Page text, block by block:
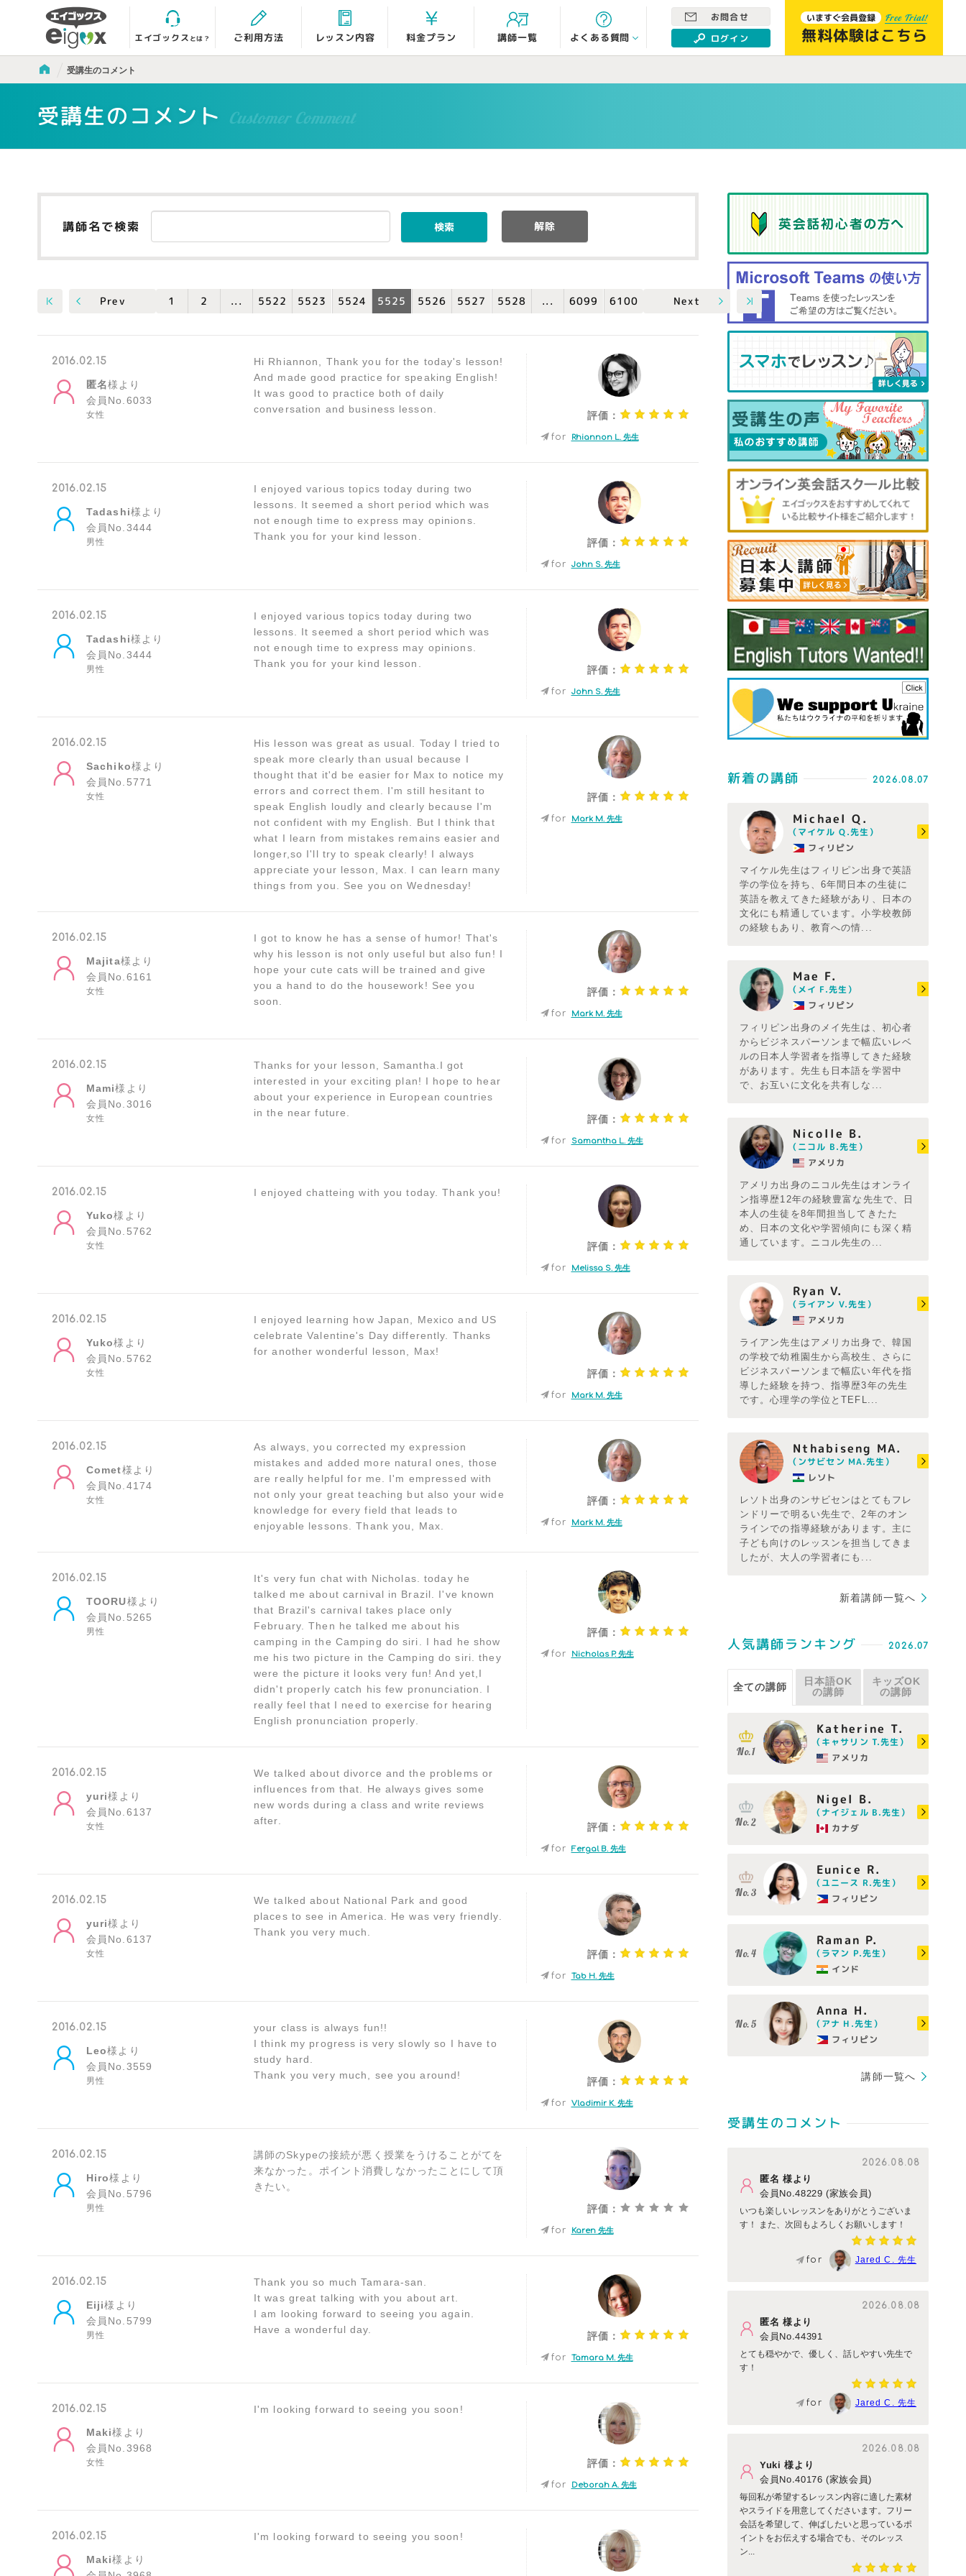
エイゴックス とは？ ご利用方法 レッスン内容 料金プラン 講師一覧 よくある質問
いますぐ会員登録 Free Trial!
無料体験はこちら
お問合せ
ログイン
受講生のコメント
受講生のコメント Customer Comment
講師名で検索 解除
Prev 1 2 ... 5522 5523 5524 5525 5526 5527 5528 ... 6099 6100 Next
2016.02.15
匿名様より
会員No.6033
女性
Hi Rhiannon, Thank you for the today's lesson!
And made good practice for speaking English!
It was good to practice both of daily
conversation and business lesson.
評価：
for Rhiannon L. 先生
2016.02.15
Tadashi様より
会員No.3444
男性
I enjoyed various topics today during two
lessons. It seemed a short period which was
not enough time to express may opinions.
Thank you for your kind lesson.
評価：
for John S. 先生
2016.02.15
Tadashi様より
会員No.3444
男性
I enjoyed various topics today during two
lessons. It seemed a short period which was
not enough time to express may opinions.
Thank you for your kind lesson.
評価：
for John S. 先生
2016.02.15
Sachiko様より
会員No.5771
女性
His lesson was great as usual. Today I tried to
speak more clearly than usual because I
thought that it'd be easier for Max to notice my
errors and correct them. I'm still hesitant to
speak English loudly and clearly because I'm
not confident with my English. But I think that
what I learn from mistakes remains easier and
longer,so I'll try to speak clearly! I always
appreciate your lesson, Max. I can learn many
things from you. See you on Wednesday!
評価：
for Mark M. 先生
2016.02.15
Majita様より
会員No.6161
女性
I got to know he has a sense of humor! That's
why his lesson is not only useful but also fun! I
hope your cute cats will be trained and give
you a hand to do the housework! See you
soon.
評価：
for Mark M. 先生
2016.02.15
Mami様より
会員No.3016
女性
Thanks for your lesson, Samantha.I got
interested in your exciting plan! I hope to hear
about your experience in European countries
in the near future.
評価：
for Samantha L. 先生
2016.02.15
Yuko様より
会員No.5762
女性
I enjoyed chatteing with you today. Thank you!
評価：
for Melissa S. 先生
2016.02.15
Yuko様より
会員No.5762
女性
I enjoyed learning how Japan, Mexico and US
celebrate Valentine's Day differently. Thanks
for another wonderful lesson, Max!
評価：
for Mark M. 先生
2016.02.15
Comet様より
会員No.4174
女性
As always, you corrected my expression
mistakes and added more natural ones, those
are really helpful for me. I'm empressed with
not only your great teaching but also your wide
knowledge for every field that leads to
enjoyable lessons. Thank you, Max.
評価：
for Mark M. 先生
2016.02.15
TOORU様より
会員No.5265
男性
It's very fun chat with Nicholas. today he
talked me about carnival in Brazil. I've known
that Brazil's carnival takes place only
February. Then he talked me about his
camping in the Camping do siri. I had he show
me his two picture in the Camping do siri. they
were the picture it looks very fun! And yet,I
didn't properly catch his few pronunciation. I
really feel that I need to exercise for hearing
English pronunciation properly.
評価：
for Nicholas P. 先生
2016.02.15
yuri様より
会員No.6137
女性
We talked about divorce and the problems or
influences from that. He always gives some
new words during a class and write reviews
after.
評価：
for Fergal B. 先生
2016.02.15
yuri様より
会員No.6137
女性
We talked about National Park and good
places to see in America. He was very friendly.
Thank you very much.
評価：
for Tab H. 先生
2016.02.15
Leo様より
会員No.3559
男性
your class is always fun!!
I think my progress is very slowly so I have to
study hard.
Thank you very much, see you around!
評価：
for Vladimir K. 先生
2016.02.15
Hiro様より
会員No.5796
男性
講師のSkypeの接続が悪く授業をうけることがてを
来なかった。ポイント消費しなかったことにして頂
きたい。
評価：
for Karen 先生
2016.02.15
Eiji様より
会員No.5799
男性
Thank you so much Tamara-san.
It was great talking with you about art.
I am looking forward to seeing you again.
Have a wonderful day.
評価：
for Tamara M. 先生
2016.02.15
Maki様より
会員No.3968
女性
I'm looking forward to seeing you soon!
評価：
for Deborah A. 先生
2016.02.15
Maki様より
I'm looking forward to seeing you soon!
新着の講師 2026.08.07
Michael Q.
（マイケル Q.先生）
フィリピン
マイケル先生はフィリピン出身で英語
学の学位を持ち、6年間日本の生徒に
英語を教えてきた経験があり、日本の
文化にも精通しています。小学校教師
の経験もあり、教育への情...
Mae F.
（メイ F.先生）
フィリピン
フィリピン出身のメイ先生は、初心者
からビジネスパーソンまで幅広いレベ
ルの日本人学習者を指導してきた経験
があります。先生も日本語を学習中
で、お互いに文化を共有しな...
Nicolle B.
（ニコル B.先生）
アメリカ
アメリカ出身のニコル先生はオンライ
ン指導歴12年の経験豊富な先生で、日
本人の生徒を8年間担当してきたた
め、日本の文化や学習傾向にも深く精
通しています。ニコル先生の...
Ryan V.
（ライアン V.先生）
アメリカ
ライアン先生はアメリカ出身で、韓国
の学校で幼稚園生から高校生、さらに
ビジネスパーソンまで幅広い年代を指
導した経験を持つ、指導歴3年の先生
です。心理学の学位とTEFL...
Nthabiseng MA.
（ンサビセン MA.先生）
レソト
レソト出身のンサビセンはとてもフレ
ンドリーで明るい先生で、2年のオン
ラインでの指導経験があります。主に
子ども向けのレッスンを担当してきま
したが、大人の学習者にも...
新着講師一覧へ
人気講師ランキング 2026.07
全ての講師
日本語OK
の講師
キッズOK
の講師
Katherine T.
（キャサリン T.先生）
アメリカ
Nigel B.
（ナイジェル B.先生）
カナダ
Eunice R.
（ユニース R.先生）
フィリピン
Raman P.
（ラマン P.先生）
インド
Anna H.
（アナ H.先生）
フィリピン
講師一覧へ
受講生のコメント
匿名 様より
会員No.48229 (家族会員)
2026.08.08
いつも楽しいレッスンをありがとうございま
す！ また、次回もよろしくお願いします！
for Jared C. 先生
匿名 様より
会員No.44391
2026.08.08
とても穏やかで、優しく、話しやすい先生で
す！
for Jared C. 先生
Yuki 様より
会員No.40176 (家族会員)
2026.08.08
毎回私が希望するレッスン内容に適した素材
やスライドを用意してくださいます。フリー
会話を希望して、伸ばしたいと思っているポ
イントをお伝えする場合でも、そのレッス
ン...